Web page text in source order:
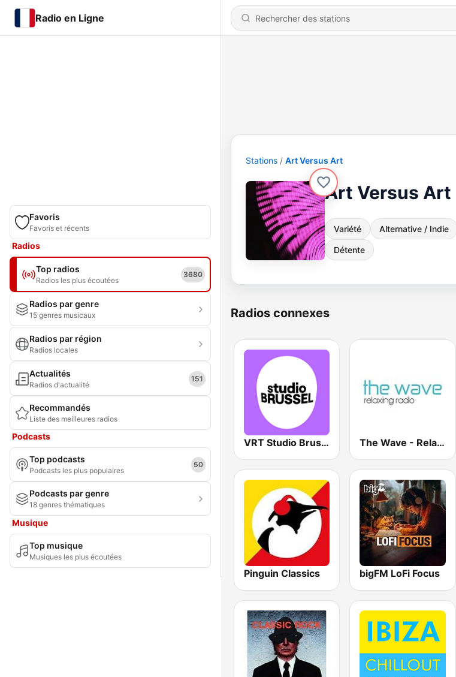
Radio en Ligne
Favoris
Favoris et récents
Radios
Top radios
Radios les plus écoutées
3680
Radios par genre
15 genres musicaux
Radios par région
Radios locales
Actualités
Radios d'actualité
151
Recommandés
Liste des meilleures radios
Podcasts
Top podcasts
Podcasts les plus populaires
50
Podcasts par genre
18 genres thématiques
Musique
Top musique
Musiques les plus écoutées
Stations Art Versus Art
Art Versus Art
Variété Alternative / Indie
Détente
Radios connexes
VRT Studio Brussel The Wave - Relaxing radio
Pinguin Classics bigFM LoFi Focus